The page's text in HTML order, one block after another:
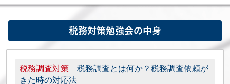
税務対策勉強会の中身
税務調査対策 税務調査とは何か？税務調査依頼が
きた時の対応法